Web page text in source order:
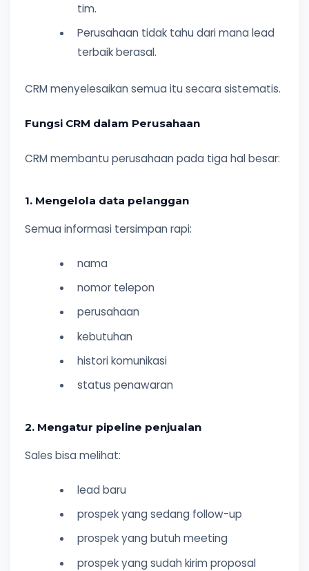
tim.
Perusahaan tidak tahu dari mana lead
terbaik berasal.
CRM menyelesaikan semua itu secara sistematis.
Fungsi CRM dalam Perusahaan
CRM membantu perusahaan pada tiga hal besar:
1. Mengelola data pelanggan
Semua informasi tersimpan rapi:
nama
nomor telepon
perusahaan
kebutuhan
histori komunikasi
status penawaran
2. Mengatur pipeline penjualan
Sales bisa melihat:
lead baru
prospek yang sedang follow-up
prospek yang butuh meeting
prospek yang sudah kirim proposal